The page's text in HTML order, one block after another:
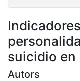
suicidio en
Autors